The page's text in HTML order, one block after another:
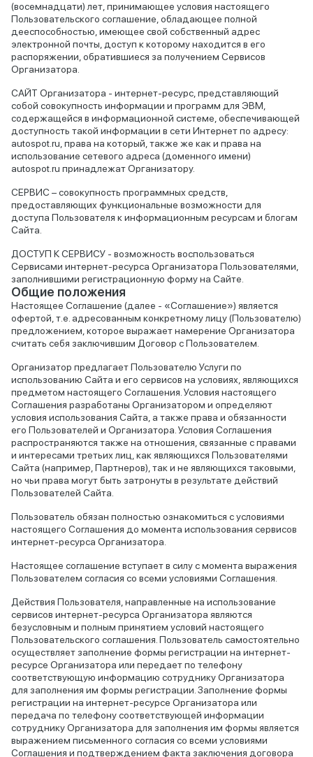
(восемнадцати) лет, принимающее условия настоящего
Пользовательского соглашение, обладающее полной
дееспособностью, имеющее свой собственный адрес
электронной почты, доступ к которому находится в его
распоряжении, обратившиеся за получением Сервисов
Организатора.
CАЙТ Организатора - интернет-ресурс, представляющий
собой совокупность информации и программ для ЭВМ,
содержащейся в информационной системе, обеспечивающей
доступность такой информации в сети Интернет по адресу:
autospot.ru, права на который, также же как и права на
использование сетевого адреса (доменного имени)
autospot.ru принадлежат Организатору.
СЕРВИС – совокупность программных средств,
предоставляющих функциональные возможности для
доступа Пользователя к информационным ресурсам и блогам
Сайта.
ДОСТУП К СЕРВИСУ - возможность воспользоваться
Сервисами интернет-ресурса Организатора Пользователями,
заполнившими регистрационную форму на Сайте.
Общие положения
Настоящее Соглашение (далее - «Соглашение») является
офертой, т.е. адресованным конкретному лицу (Пользователю)
предложением, которое выражает намерение Организатора
считать себя заключившим Договор с Пользователем.
Организатор предлагает Пользователю Услуги по
использованию Сайта и его сервисов на условиях, являющихся
предметом настоящего Соглашения. Условия настоящего
Соглашения разработаны Организатором и определяют
условия использования Сайта, а также права и обязанности
его Пользователей и Организатора. Условия Соглашения
распространяются также на отношения, связанные с правами
и интересами третьих лиц, как являющихся Пользователями
Сайта (например, Партнеров), так и не являющихся таковыми,
но чьи права могут быть затронуты в результате действий
Пользователей Сайта.
Пользователь обязан полностью ознакомиться с условиями
настоящего Соглашения до момента использования сервисов
интернет-ресурса Организатора.
Настоящее соглашение вступает в силу с момента выражения
Пользователем согласия со всеми условиями Соглашения.
Действия Пользователя, направленные на использование
сервисов интернет-ресурса Организатора являются
безусловным и полным принятием условий настоящего
Пользовательского соглашения. Пользователь самостоятельно
осуществляет заполнение формы регистрации на интернет-
ресурсе Организатора или передает по телефону
соответствующую информацию сотруднику Организатора
для заполнения им формы регистрации. Заполнение формы
регистрации на интернет-ресурсе Организатора или
передача по телефону соответствующей информации
сотруднику Организатора для заполнения им формы является
выражением письменного согласия со всеми условиями
Соглашения и подтверждением факта заключения договора